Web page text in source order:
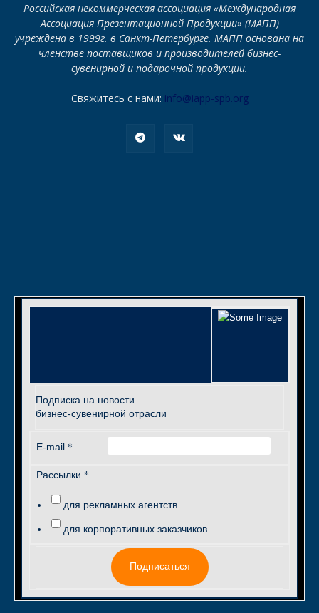
Российская некоммерческая ассоциация «Международная
Ассоциация Презентационной Продукции» (МАПП)
учреждена в 1999г. в Санкт-Петербурге. МАПП основана на
членстве поставщиков и производителей бизнес-
сувенирной и подарочной продукции.
Свяжитесь с нами: info@iapp-spb.org
Подписка на новости
бизнес-сувенирной отрасли
E-mail *
Рассылки *
для рекламных агентств
для корпоративных заказчиков
Подписаться